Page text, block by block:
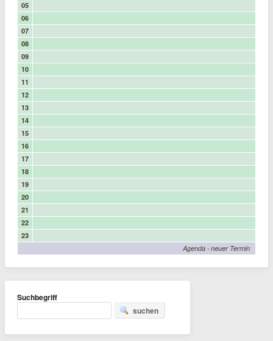
05
06
07
08
09
10
11
12
13
14
15
16
17
18
19
20
21
22
23
Agenda · neuer Termin
Suchbegriff
suchen